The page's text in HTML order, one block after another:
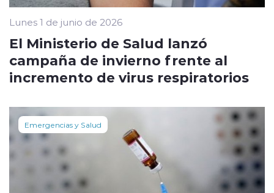
Lunes 1 de junio de 2026
El Ministerio de Salud lanzó
campaña de invierno frente al
incremento de virus respiratorios
Emergencias y Salud